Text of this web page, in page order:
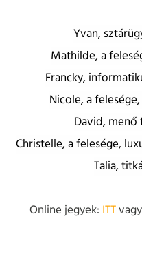
Yvan,
Mathilde, a
Francky,
Nicole, a
David, menő
Christelle, a felesége,
Talia,
Online jegyek: ITT